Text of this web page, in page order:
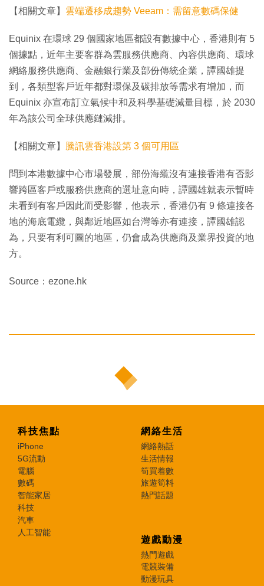
【相關文章】 雲端遷移成趨勢 Veeam：需留意數碼保健
Equinix 在環球 29 個國家地區都設有數據中心，香港則有 5
個據點，近年主要客群為雲服務供應商、內容供應商、環球
網絡服務供應商、金融銀行業及部份傳統企業，譚國雄提
到，各類型客戶近年都對環保及碳排放等需求有增加，而
Equinix 亦宣布訂立氣候中和及科學基礎減量目標，於 2030
年為該公司全球供應鏈減排。
【相關文章】 騰訊雲香港設第 3 個可用區
問到本港數據中心市場發展，部份海䌫沒有連接香港有否影
響跨區客戶或服務供應商的選址意向時，譚國雄就表示暫時
未看到有客戶因此而受影響，他表示，香港仍有 9 條連接各
地的海底電纜，與鄰近地區如台灣等亦有連接，譚國雄認
為，只要有利可圖的地區，仍會成為供應商及業界投資的地
方。
Source：ezone.hk
科技焦點
iPhone
5G流動
電腦
數碼
智能家居
科技
汽車
人工智能
網絡生活
網絡熱話
生活情報
筍買着數
旅遊筍料
熱門話題
遊戲動漫
熱門遊戲
電競裝備
動漫玩具